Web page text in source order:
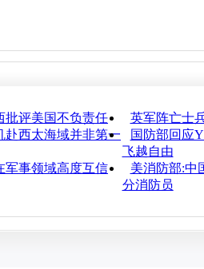
批评美国不负责任
英军阵亡士
赴西太海域并非第一
国防部回应
飞越自由
军事领域高度互信
美消防部:中
分消防员